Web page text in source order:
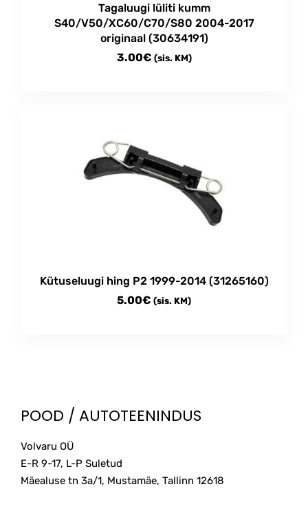
Tagaluugi lüliti kumm
S40/V50/XC60/C70/S80 2004-2017
originaal (30634191)
3.00€ (sis. KM)
Kütuseluugi hing P2 1999-2014 (31265160)
5.00€ (sis. KM)
POOD / AUTOTEENINDUS
Volvaru OÜ
E-R 9-17, L-P Suletud
Mäealuse tn 3a/1, Mustamäe, Tallinn 12618